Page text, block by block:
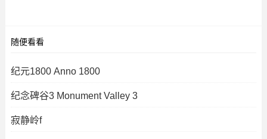
随便看看
纪元1800 Anno 1800
纪念碑谷3 Monument Valley 3
寂静岭f